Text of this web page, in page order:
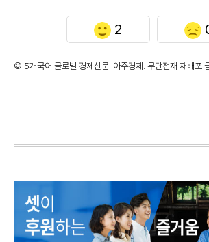
2
©'5개국어 글로벌 경제신문' 아주경제. 무단전재·재배포